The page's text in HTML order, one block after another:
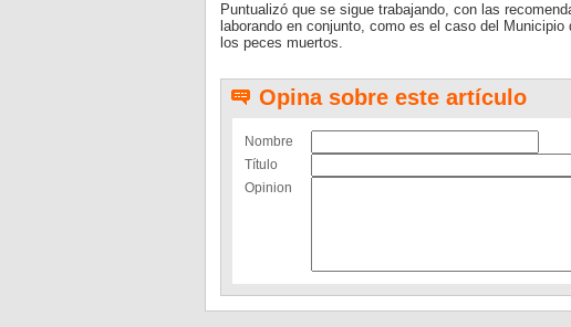
Puntualizó que se sigue trabajando, con las
laborando en conjunto, como es el caso del
los peces muertos.
Opina sobre este artículo
Nombre
Título
Opinion